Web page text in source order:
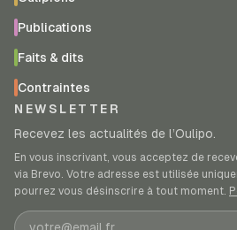
Publications
Faits & dits
Contraintes
NEWSLETTER
Recevez les actualités de l’Oulipo.
En vous inscrivant, vous acceptez de
via Brevo. Votre adresse est utilisée
pourrez vous désinscrire à tout moment.
Adresse e-mail